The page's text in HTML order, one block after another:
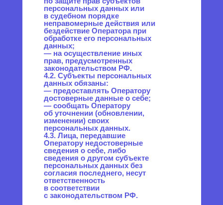
6. Принципы обработки
персональных данных
6.1. Обработка персональных
данных осуществляется
на законной и справедливой
основе.
6.2. Обработка персональных
данных ограничивается
достижением конкретных,
заранее определенных
и законных целей.
Не допускается обработка
персональных данных,
несовместимая с целями сбора
персональных данных.
6.3. Не допускается
объединение баз данных,
содержащих персональные
данные, обработка которых
осуществляется в целях,
несовместимых между собой.
6.4. Обработке подлежат
только персональные данные,
которые отвечают целям
их обработки.
6.5. Содержание и объем
обрабатываемых
персональных данных
соответствуют заявленным
целям обработки.
Не допускается избыточность
обрабатываемых
персональных данных
по отношению к заявленным
целям их обработки.
6.6. При обработке
персональных данных
обеспечивается точность